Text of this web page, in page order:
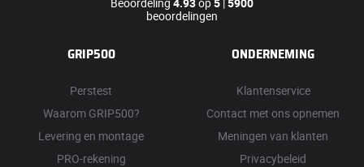
beoordelingen
GRIP500
Perstest
Waarom GRIP500?
Levering en montage
PRO-rekening
ONDERNEMING
Klantenservice
Contact met ons opnemen
Meningen van klanten
Privacybeleid